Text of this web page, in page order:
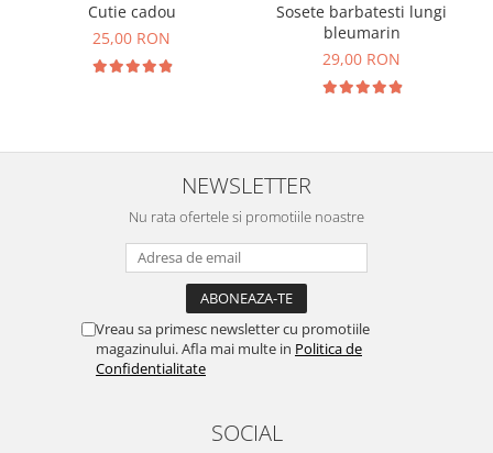
Cutie cadou
25,00 RON
Sosete barbatesti lungi
bleumarin
29,00 RON
NEWSLETTER
Nu rata ofertele si promotiile noastre
Vreau sa primesc newsletter cu promotiile
magazinului. Afla mai multe in Politica de
Confidentialitate
SOCIAL